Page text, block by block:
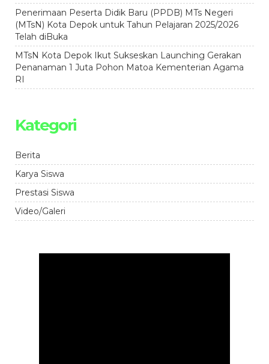
Penerimaan Peserta Didik Baru (PPDB) MTs Negeri
(MTsN) Kota Depok untuk Tahun Pelajaran 2025/2026
Telah diBuka
MTsN Kota Depok Ikut Sukseskan Launching Gerakan
Penanaman 1 Juta Pohon Matoa Kementerian Agama
RI
Kategori
Berita
Karya Siswa
Prestasi Siswa
Video/Galeri